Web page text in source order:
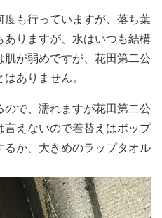
も行っていますが、落ち葉
りますが、水はいつも結構
が弱めですが、花田第二公
ありません。
で、濡れますが花田第二公
えないので着替えはポップ
か、大きめのラップタオル